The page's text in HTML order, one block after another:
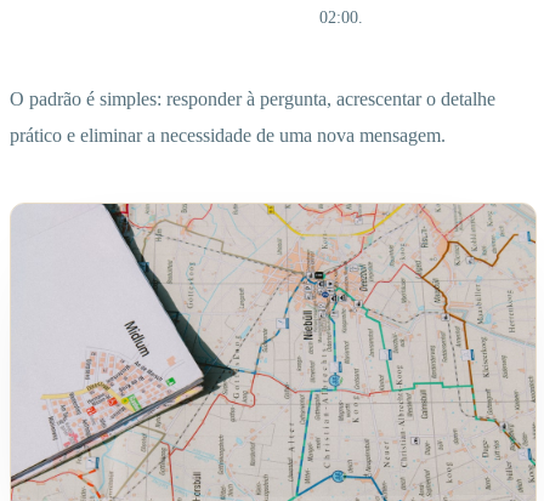
02:00.
O padrão é simples: responder à pergunta, acrescentar o detalhe
prático e eliminar a necessidade de uma nova mensagem.